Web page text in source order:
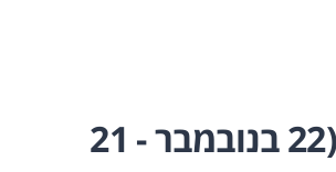
מזל קשת (22 בנובמבר - 21